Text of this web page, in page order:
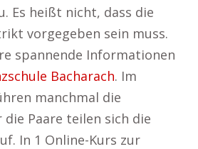
Es heißt nicht, dass die
vorgegeben sein muss.
spannende Informationen
Bacharach. Im
manchmal die
Paare teilen sich die
In 1 Online-Kurs zur